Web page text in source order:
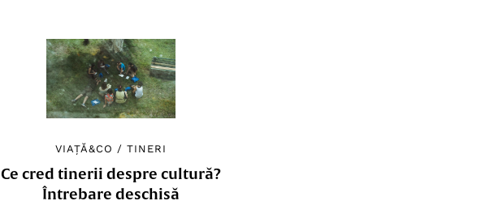
VIAȚĂ&CO /TINERI
Ce cred tinerii despre cultură?
Întrebare deschisă